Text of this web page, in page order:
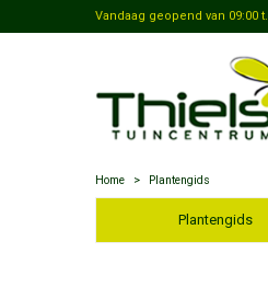
Home > Plantengids
Vandaag geopend van 09:00
Plantengids